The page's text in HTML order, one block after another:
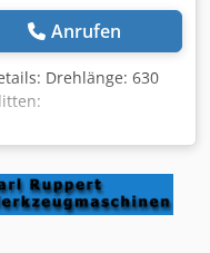
Anrufen
Drehlänge: 630
über Bett: 270
26 mm
U/min
/ 510 / 740 U/min
mm/U
mm/U Reitstock-